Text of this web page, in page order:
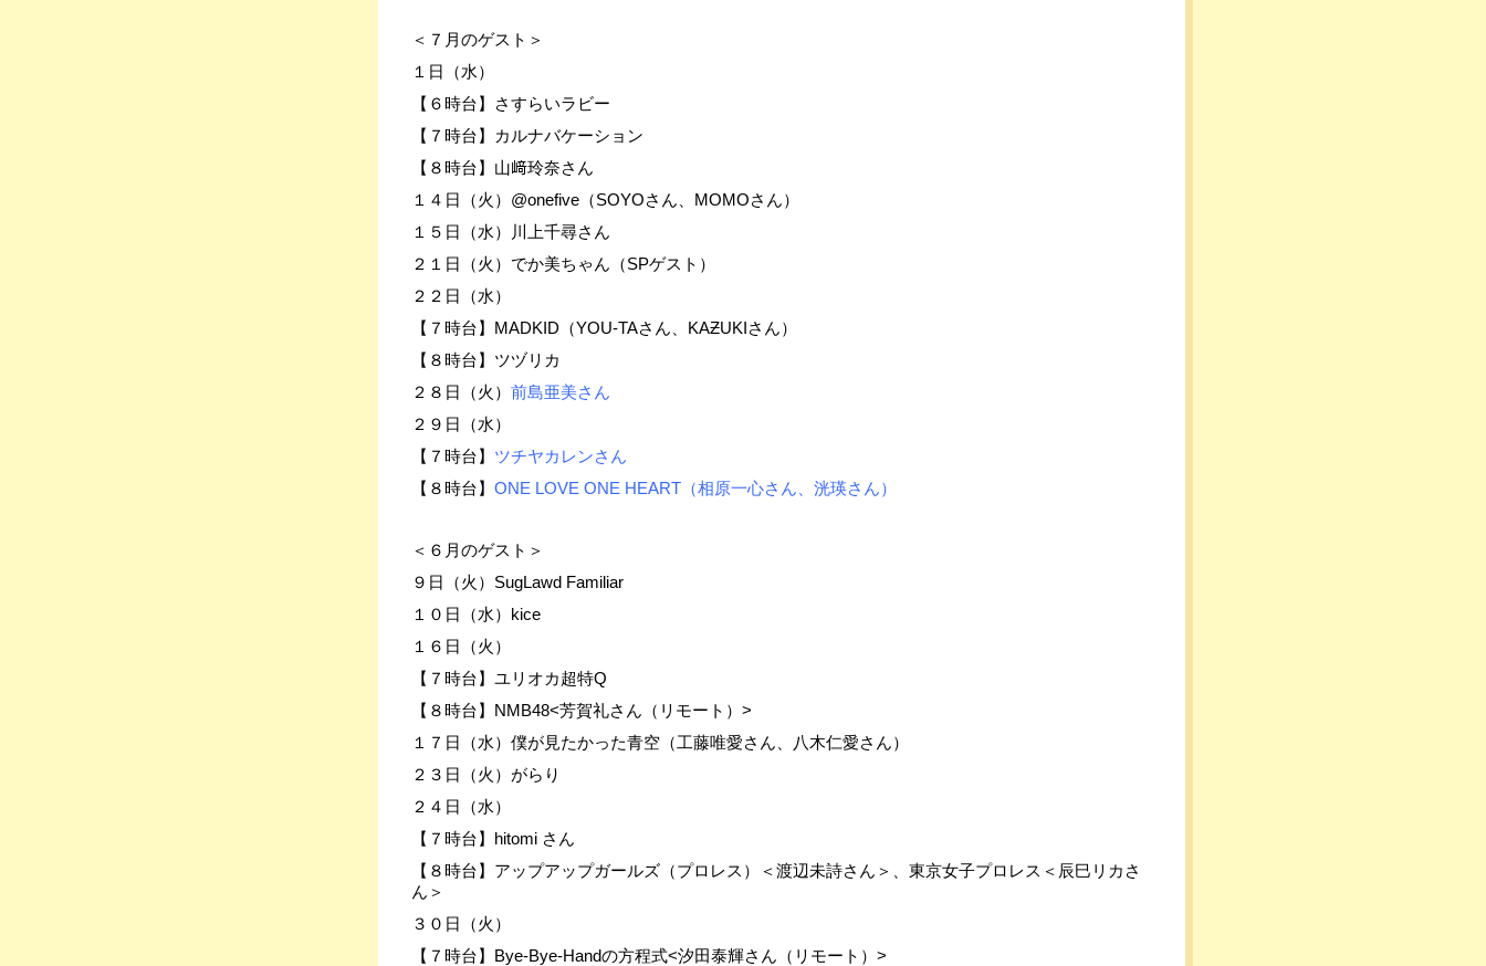
＜７月のゲスト＞
１日（水）
【６時台】さすらいラビー
【７時台】カルナバケーション
【８時台】山﨑玲奈さん
１４日（火）@onefive（SOYOさん、MOMOさん）
１５日（水）川上千尋さん
２１日（火）でか美ちゃん（SPゲスト）
２２日（水）
【７時台】MADKID（YOU-TAさん、KAƵUKIさん）
【８時台】ツヅリカ
２８日（火） 前島亜美さん
２９日（水）
【７時台】 ツチヤカレンさん
【８時台】 ONE LOVE ONE HEART（相原一心さん、洸瑛さん）
＜６月のゲスト＞
９日（火）SugLawd Familiar
１０日（水）kice
１６日（火）
【７時台】ユリオカ超特Q
【８時台】NMB48<芳賀礼さん（リモート）>
１７日（水）僕が見たかった青空（工藤唯愛さん、八木仁愛さん）
２３日（火）がらり
２４日（水）
【７時台】hitomi さん
【８時台】アップアップガールズ（プロレス）＜渡辺未詩さん＞、東京女子プロレス＜辰巳リカさ
ん＞
３０日（火）
【７時台】Bye-Bye-Handの方程式<汐田泰輝さん（リモート）>